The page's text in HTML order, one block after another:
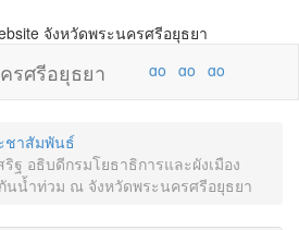
รศรีอยุธยา
ชาสัมพันธ์
อธิบดีกรมโยธาธิการและผังเมือง
นน้ำท่วม ณ จังหวัดพระนครศรีอยุธยา